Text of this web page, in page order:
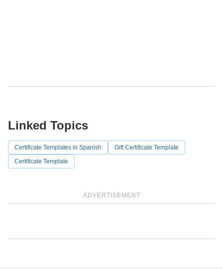
ADVERTISEMENT
Linked Topics
Certificate Templates in Spanish
Gift Certificate Template
Certificate Template